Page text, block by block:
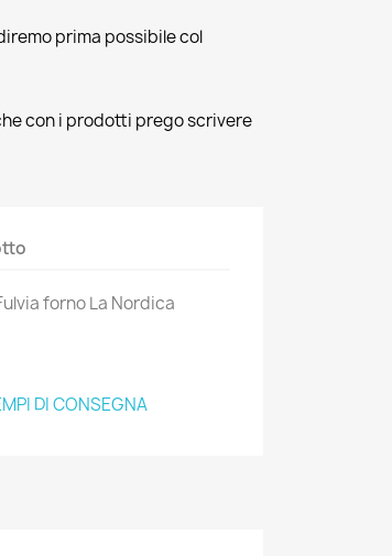
prima possibile col
con i prodotti prego scrivere
forno La Nordica
DI CONSEGNA